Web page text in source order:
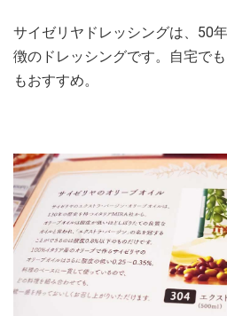
サイゼリヤドレッシングは、50
徴のドレッシングです。自宅で
もおすすめ。